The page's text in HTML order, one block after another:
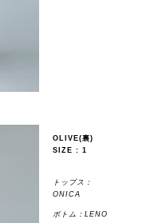
OLIVE(裏)
SIZE : 1
トップス：
ONICA
ボトム：LENO